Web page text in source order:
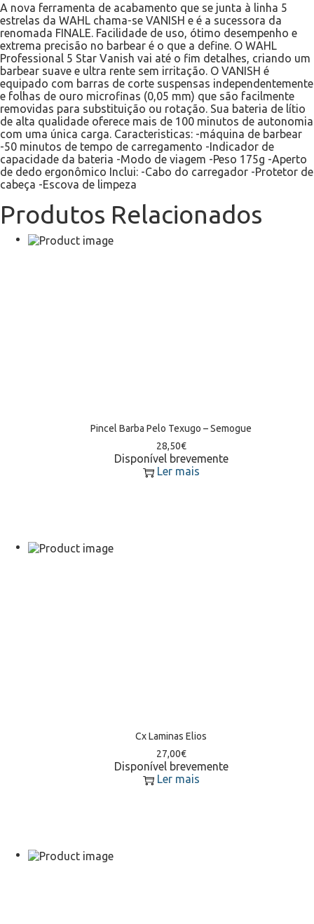
A nova ferramenta de acabamento que se junta à linha 5
estrelas da WAHL chama-se VANISH e é a sucessora da
renomada FINALE. Facilidade de uso, ótimo desempenho e
extrema precisão no barbear é o que a define. O WAHL
Professional 5 Star Vanish vai até o fim detalhes, criando um
barbear suave e ultra rente sem irritação. O VANISH é
equipado com barras de corte suspensas independentemente
e folhas de ouro microfinas (0,05 mm) que são facilmente
removidas para substituição ou rotação. Sua bateria de lítio
de alta qualidade oferece mais de 100 minutos de autonomia
com uma única carga. Caracteristicas: -máquina de barbear
-50 minutos de tempo de carregamento -Indicador de
capacidade da bateria -Modo de viagem -Peso 175g -Aperto
de dedo ergonômico Inclui: -Cabo do carregador -Protetor de
cabeça -Escova de limpeza
Produtos Relacionados
Pincel Barba Pelo Texugo – Semogue
28,50€
Disponível brevemente
Ler mais
Cx Laminas Elios
27,00€
Disponível brevemente
Ler mais